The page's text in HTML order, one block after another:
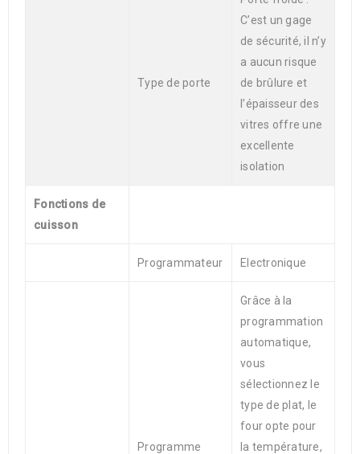
Type de porte
C’est un gage
de sécurité, il n’y
a aucun risque
de brûlure et
l’épaisseur des
vitres offre une
excellente
isolation
Fonctions de
cuisson
Programmateur Electronique
Programme
Grâce à la
programmation
automatique,
vous
sélectionnez le
type de plat, le
four opte pour
la température,